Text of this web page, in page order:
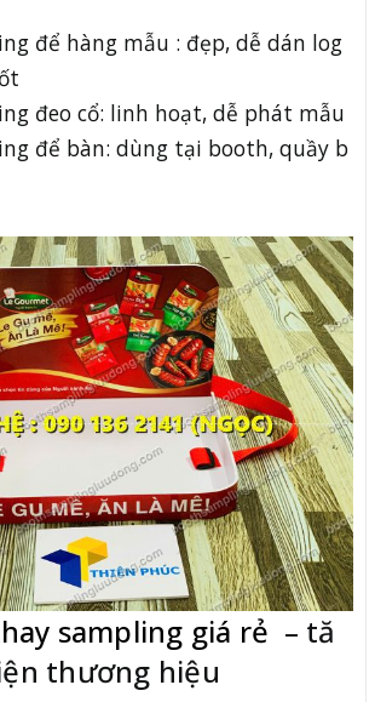
để hàng mẫu : đẹp, dễ dán log
đeo cổ: linh hoạt, dễ phát mẫu
để bàn: dùng tại booth, quầy b
sampling giá rẻ – tă
thương hiệu